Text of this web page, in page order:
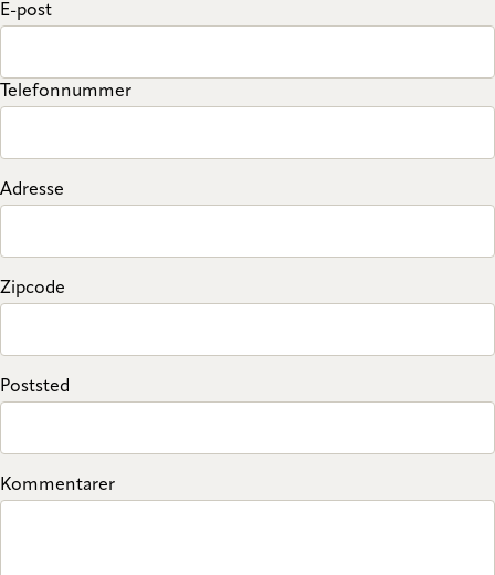
E-post
Telefonnummer
Adresse
Zipcode
Poststed
Kommentarer